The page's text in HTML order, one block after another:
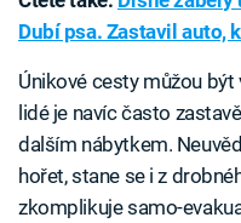
Dubí psa. Zastavil auto,
Únikové cesty můžou
lidé je navíc často
dalším nábytkem.
hořet, stane se i z
zkomplikuje samo-